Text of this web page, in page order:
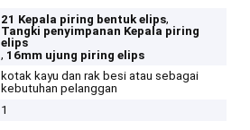
21 Kepala piring bentuk elips,
Tangki penyimpanan Kepala piring
elips
, 16mm ujung piring elips
kotak kayu dan rak besi atau sebagai
kebutuhan pelanggan
1